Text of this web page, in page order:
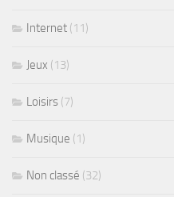
Internet (11)
Jeux (13)
Loisirs (7)
Musique (1)
Non classé (32)